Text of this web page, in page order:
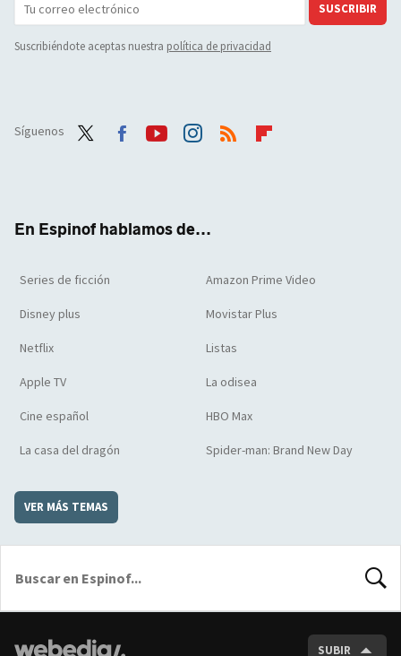
SUSCRIBIR
Suscribiéndote aceptas nuestra política de privacidad
Síguenos
En Espinof hablamos de...
Series de ficción Amazon Prime Video
Disney plus Movistar Plus
Netflix Listas
Apple TV La odisea
Cine español HBO Max
La casa del dragón Spider-man: Brand New Day
VER MÁS TEMAS
SUBIR